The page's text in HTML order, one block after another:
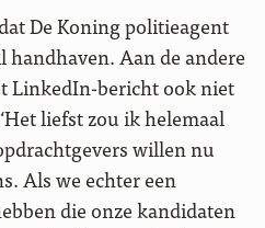
De Koning politieagent
handhaven. Aan de andere
LinkedIn-bericht ook niet
liefst zou ik helemaal
willen nu
Als we echter een
die onze kandidaten